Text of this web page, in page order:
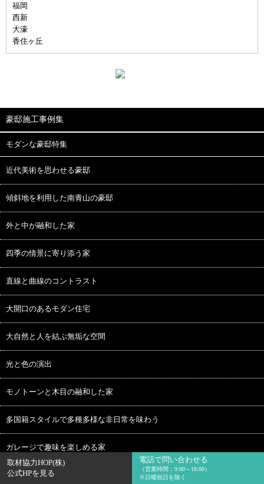
福岡
西新
大濠
香住ヶ丘
豪邸施工事例集
モダンな豪邸特集
近代美術を思わせる豪邸
傾斜地を利用した南青山の豪邸
外と中が融和した家
四季の情景に寄り添う家
直線と曲線のコントラスト
大開口のあるモダン住宅
大自然と人を結ぶ無垢な空間
光と色の演出
モノトーンと木目の融和した家
多国籍スタイルで多種多様な非日常を味わう
ガレージで趣味を楽しめる家
曲線美が彩る柔らかな印象
取材協力HOP(株)
公式HPを見る
電話で問い合わせる
（営業時間：9:00～18:00）
※日曜祝日を除く